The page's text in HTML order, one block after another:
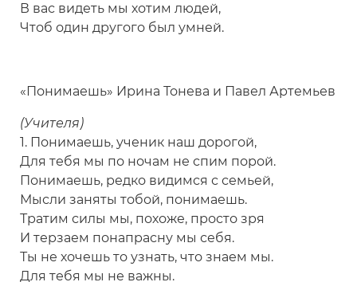
В вас видеть мы хотим людей,
Чтоб один другого был умней.
«Понимаешь» Ирина Тонева и Павел Артемьев
(Учителя)
1. Понимаешь, ученик наш дорогой,
Для тебя мы по ночам не спим порой.
Понимаешь, редко видимся с семьей,
Мысли заняты тобой, понимаешь.
Тратим силы мы, похоже, просто зря
И терзаем понапрасну мы себя.
Ты не хочешь то узнать, что знаем мы.
Для тебя мы не важны.